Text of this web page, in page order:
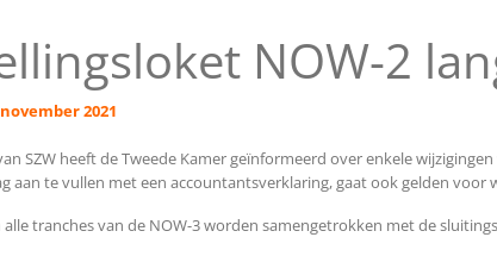
NOW-2
2021
SZW heeft de Tweede Kamer geïnformeerd over enkele
aan te vullen met een accountantsverklaring, gaat ook gelden
tranches van de NOW-3 worden samengetrokken met de